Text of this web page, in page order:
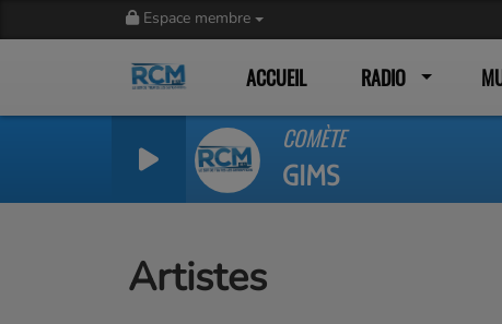
Espace membre
ACCUEIL RADIO
COMÈTE
GIMS
Artistes